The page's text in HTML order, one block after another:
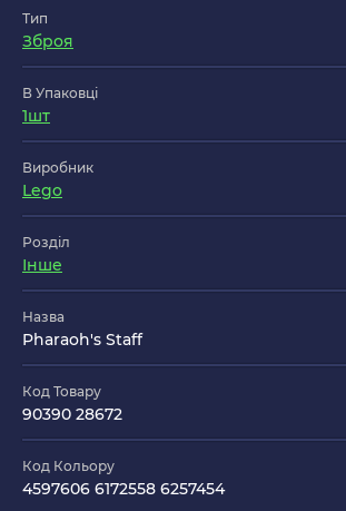
Тип
Зброя
В Упаковці
1шт
Виробник
Lego
Розділ
Інше
Назва
Pharaoh's Staff
Код Товару
90390 28672
Код Кольору
4597606 6172558 6257454